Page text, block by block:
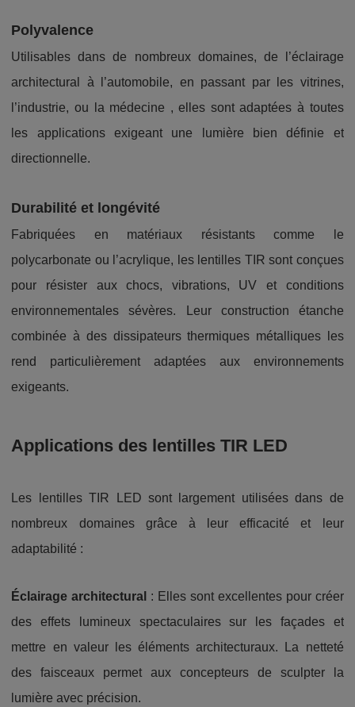
Polyvalence
Utilisables dans de nombreux domaines, de l’éclairage
architectural à l’automobile, en passant par les vitrines,
l’industrie, ou la médecine , elles sont adaptées à toutes
les applications exigeant une lumière bien définie et
directionnelle.
Durabilité et longévité
Fabriquées en matériaux résistants comme le
polycarbonate ou l’acrylique, les lentilles TIR sont conçues
pour résister aux chocs, vibrations, UV et conditions
environnementales sévères. Leur construction étanche
combinée à des dissipateurs thermiques métalliques les
rend particulièrement adaptées aux environnements
exigeants.
Applications des lentilles TIR LED
Les lentilles TIR LED sont largement utilisées dans de
nombreux domaines grâce à leur efficacité et leur
adaptabilité :
Éclairage architectural : Elles sont excellentes pour créer
des effets lumineux spectaculaires sur les façades et
mettre en valeur les éléments architecturaux. La netteté
des faisceaux permet aux concepteurs de sculpter la
lumière avec précision.